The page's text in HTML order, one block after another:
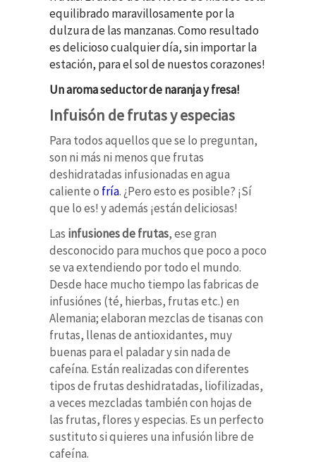
equilibrado maravillosamente por la
dulzura de las manzanas. Como resultado
es delicioso cualquier día, sin importar la
estación, para el sol de nuestos corazones!
Un aroma seductor de naranja y fresa!
Infuisón de frutas y especias
Para todos aquellos que se lo preguntan,
son ni más ni menos que frutas
deshidratadas infusionadas en agua
caliente o fría. ¿Pero esto es posible? ¡Sí
que lo es! y además ¡están deliciosas!
Las infusiones de frutas, ese gran
desconocido para muchos que poco a poco
se va extendiendo por todo el mundo.
Desde hace mucho tiempo las fabricas de
infusiónes (té, hierbas, frutas etc.) en
Alemania; elaboran mezclas de tisanas con
frutas, llenas de antioxidantes, muy
buenas para el paladar y sin nada de
cafeína. Están realizadas con diferentes
tipos de frutas deshidratadas, liofilizadas,
a veces mezcladas también con hojas de
las frutas, flores y especias. Es un perfecto
sustituto si quieres una infusión libre de
cafeína.